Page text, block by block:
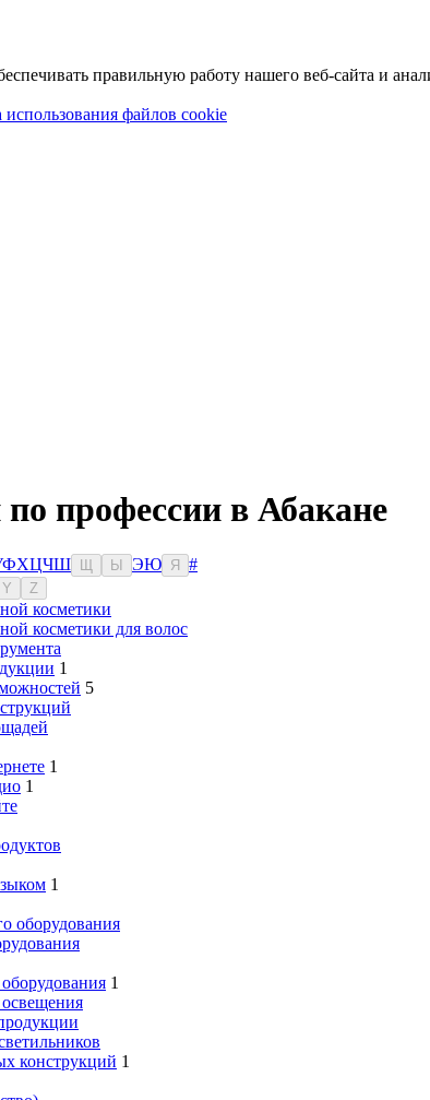
правильную работу нашего веб-сайта и
файлов cookie
профессии в Абакане
ФХЦЧШ Ы ЭЮ Я
#
Y Z
косметики
косметики для волос
1
5
1
1
1
оборудования
1
конструкций 1